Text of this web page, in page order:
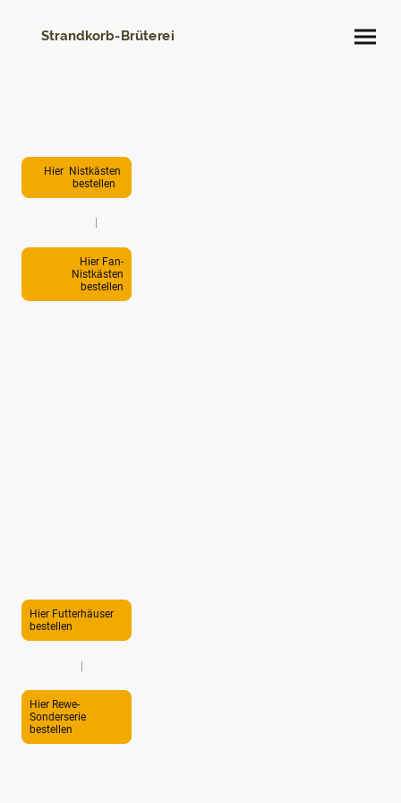
Strandkorb-Brüterei
Hier Nistkästen
bestellen
Hier Fan-
Nistkästen
bestellen
Hier Futterhäuser
bestellen
|
Hier Rewe-
Sonderserie
bestellen